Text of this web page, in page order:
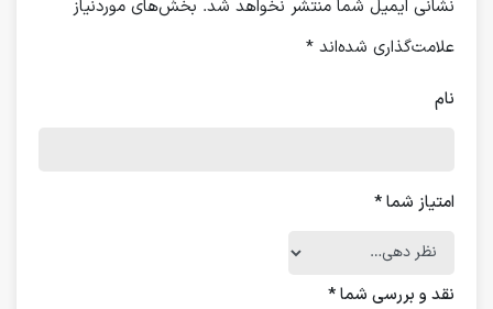
نشانی ایمیل شما منتشر نخواهد شد. بخش‌های موردنیاز
علامت‌گذاری شده‌اند *
نام
امتیاز شما*
نقد و بررسی شما*